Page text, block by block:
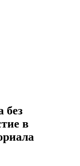
без
в